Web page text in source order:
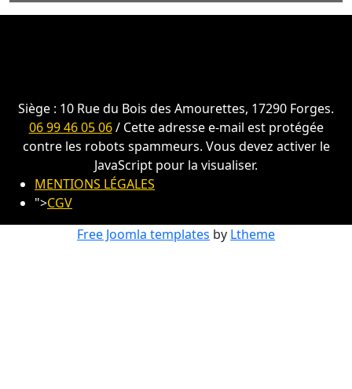
Siège : 10 Rue du Bois des Amourettes, 17290 Forges.
06 99 46 05 06/ Cette adresse e-mail est protégée
contre les robots spammeurs. Vous devez activer le
JavaScript pour la visualiser.
MENTIONS LÉGALES
">CGV
Free Joomla templates by Ltheme